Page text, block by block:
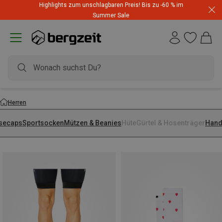
Highlights zum unschlagbaren Preis! Bis zu -60 % im
Summer Sale
Herren
SportsockenMützen & Beanies HüteGürtel & Hosenträger